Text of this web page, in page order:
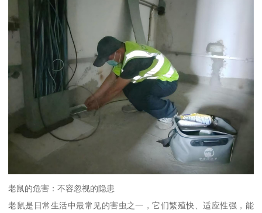
老鼠的危害：不容忽视的隐患
老鼠是日常生活中最常见的害虫之一，它们繁殖快、适应性强，能